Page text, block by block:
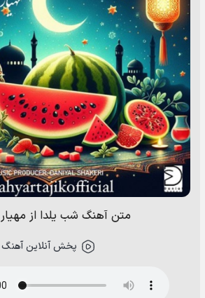
متن آهنگ شب یلدا از
پخش آنلاین آهنگ